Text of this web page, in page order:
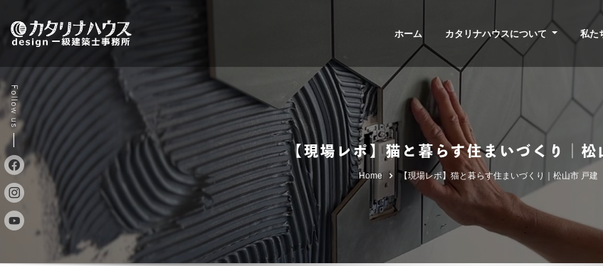
content
ホーム カタリナハウスについて 私た
【現場レポ】猫と暮らす住まいづくり｜松
Home 【現場レポ】猫と暮らす住まいづくり｜松山市 戸建